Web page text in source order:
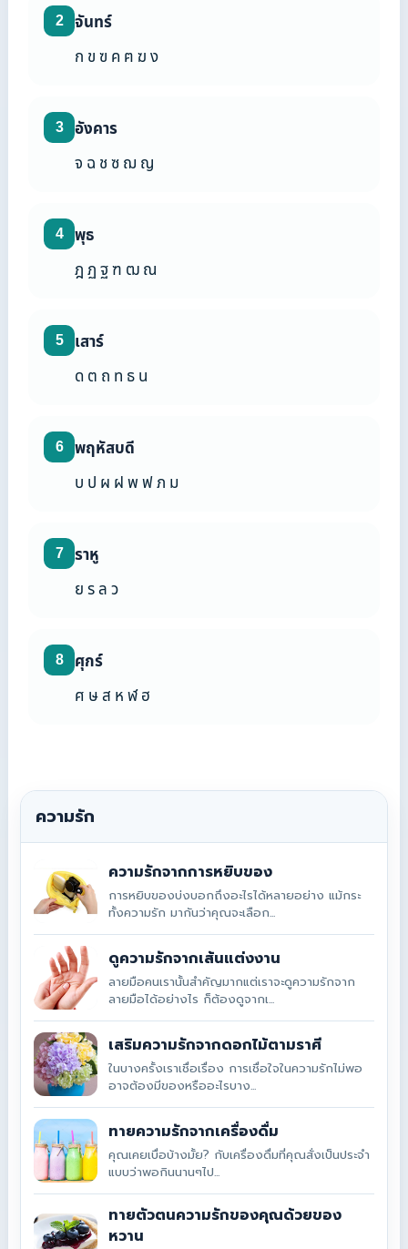
2 จันทร์
ก ข ฃ ค ฅ ฆ ง
3 อังคาร
จ ฉ ช ซ ฌ ญ
4 พุธ
ฎ ฏ ฐ ฑ ฒ ณ
5 เสาร์
ด ต ถ ท ธ น
6 พฤหัสบดี
บ ป ผ ฝ พ ฟ ภ ม
7 ราหู
ย ร ล ว
8 ศุกร์
ศ ษ ส ห ฬ ฮ
ความรัก
ความรักจากการหยิบของ
การหยิบของบ่งบอกถึงอะไรได้หลายอย่าง แม้กระ
ทั้งความรัก มากันว่าคุณจะเลือก...
ดูความรักจากเส้นแต่งงาน
ลายมือคนเรานั้นสำคัญมากแต่เราจะดูความรักจาก
ลายมือได้อย่างไร ก็ต้องดูจากเ...
เสริมความรักจากดอกไม้ตามราศี
ในบางครั้งเราเชื่อเรื่อง การเชื่อใจในความรักไม่พอ
อาจต้องมีของหรืออะไรบาง...
ทายความรักจากเครื่องดื่ม
คุณเคยเบื่อบ้างมั้ย? กับเครื่องดื่มที่คุณสั่งเป็นประจำ
แบบว่าพอกินนานๆไป...
ทายตัวตนความรักของคุณด้วยของ
หวาน